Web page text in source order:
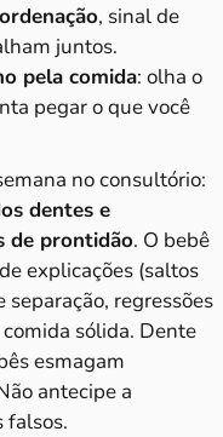
, sinal de
juntos.
pela comida: olha o
pegar o que você
no consultório:
dentes e
de prontidão. O bebê
explicações (saltos
regressões
sólida. Dente
esmagam
antecipe a
falsos.